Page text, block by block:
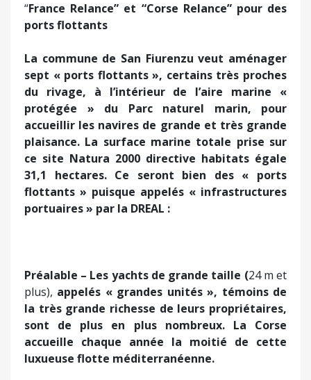
“France Relance” et “Corse Relance” pour des
ports flottants
La commune de San Fiurenzu veut aménager
sept « ports flottants », certains très proches
du rivage, à l’intérieur de l’aire marine «
protégée » du Parc naturel marin, pour
accueillir les navires de grande et très grande
plaisance. La surface marine totale prise sur
ce site Natura 2000 directive habitats égale
31,1 hectares. Ce seront bien des « ports
flottants » puisque appelés « infrastructures
portuaires » par la DREAL :
Préalable – Les yachts de grande taille (24 m et
plus), appelés « grandes unités », témoins de
la très grande richesse de leurs propriétaires,
sont de plus en plus nombreux. La Corse
accueille chaque année la moitié de cette
luxueuse flotte méditerranéenne.